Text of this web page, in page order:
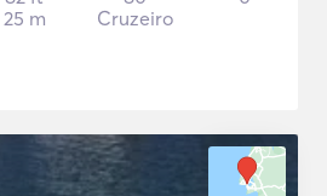
25 m
Cruzeiro